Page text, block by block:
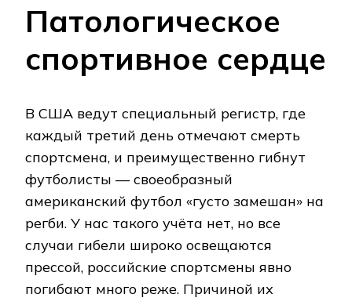
Патологическое
спортивное сердце
В США ведут специальный регистр, где
каждый третий день отмечают смерть
спортсмена, и преимущественно гибнут
футболисты — своеобразный
американский футбол «густо замешан» на
регби. У нас такого учёта нет, но все
случаи гибели широко освещаются
прессой, российские спортсмены явно
погибают много реже. Причиной их